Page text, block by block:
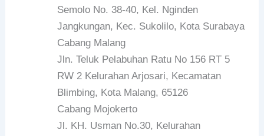
Semolo No. 38-40, Kel. Nginden
Jangkungan, Kec. Sukolilo, Kota Surabaya
Cabang Malang
Jln. Teluk Pelabuhan Ratu No 156 RT 5
RW 2 Kelurahan Arjosari, Kecamatan
Blimbing, Kota Malang, 65126
Cabang Mojokerto
Jl. KH. Usman No.30, Kelurahan